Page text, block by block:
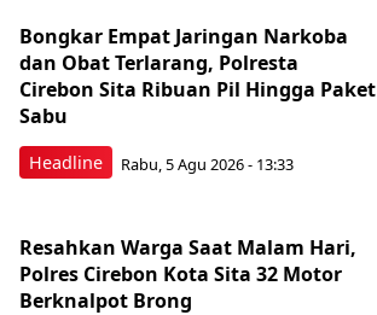
Headline
Bongkar Empat Jaringan Narkoba
dan Obat Terlarang, Polresta
Cirebon Sita Ribuan Pil Hingga Paket
Sabu
Rabu, 5 Agu 2026 - 13:33
Resahkan Warga Saat Malam Hari,
Polres Cirebon Kota Sita 32 Motor
Berknalpot Brong